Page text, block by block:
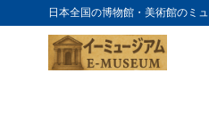
日本全国の博物館・美術館のミ